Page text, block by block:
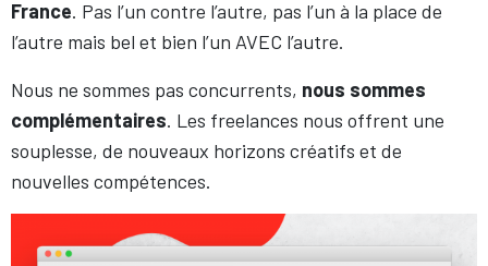
France. Pas l’un contre l’autre, pas l’un à la place de
l’autre mais bel et bien l’un AVEC l’autre.
Nous ne sommes pas concurrents, nous sommes
complémentaires. Les freelances nous offrent une
souplesse, de nouveaux horizons créatifs et de
nouvelles compétences.